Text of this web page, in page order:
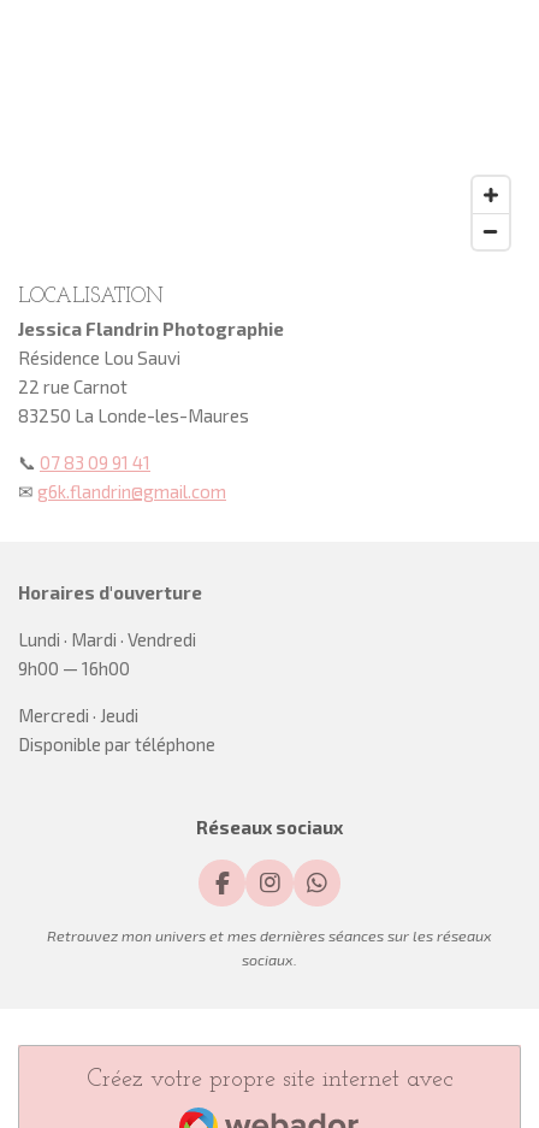
LOCALISATION
Jessica Flandrin Photographie
Résidence Lou Sauvi
22 rue Carnot
83250 La Londe-les-Maures
📞 07 83 09 91 41
✉ g6k.flandrin@gmail.com
Horaires d'ouverture
Lundi · Mardi · Vendredi
9h00 — 16h00
Mercredi · Jeudi
Disponible par téléphone
Réseaux sociaux
F
a
c
k
I
n
s
t
a
W
h
a
p
Retrouvez mon univers et mes dernières séances sur les réseaux
sociaux.
Créez votre propre site internet avec
Webador